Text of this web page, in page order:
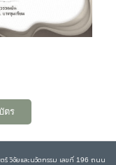
ตร
ร์ วิจัยและนวัตกรรม เลขที่ 196 ถนน